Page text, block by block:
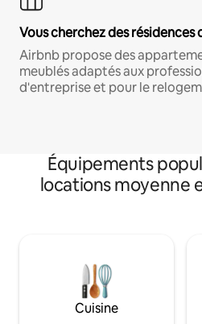
Vous cherchez des résidences
Airbnb propose des
meublés adaptés aux
d'entreprise et pour le
Équipements
locations moyenne
Cuisine